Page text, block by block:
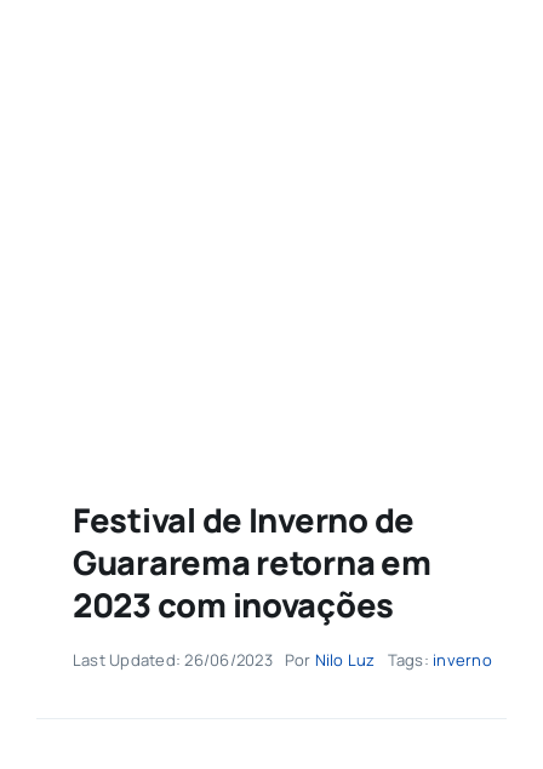
Festival de Inverno de
Guararema retorna em
2023 com inovações
Last Updated: 26/06/2023 Por Nilo Luz Tags: inverno